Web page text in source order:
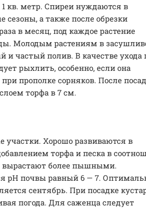
1 кв. метр. Спиреи нуждаются в
а также после обрезки
в месяц, под каждое растение
Молодым растениям в
и частый полив. В качестве ухода
рыхлить, особенно, если она
прополке сорняков. После
торфа в 7 см.
Хорошо развиваются в
торфа и песка в
вырастают более пышными.
pH почвы равный 6 — 7.
сентябрь. При посадке
погода. Для саженца следует